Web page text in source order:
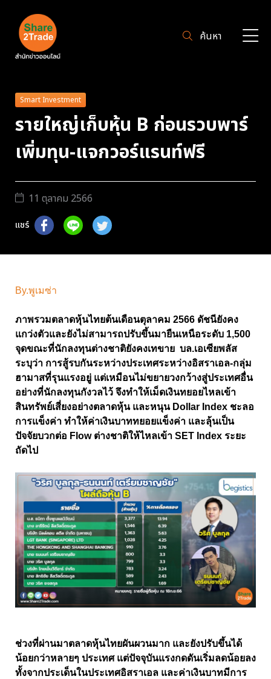
ค้นหา
Smart Investment
รายใหญ่เก็บหุ้น B ก่อนรวบพาร์
เพิ่มทุน-แจกวอร์แรนท์ฟรี
11 ตุลาคม 2566
แชร์
By.พูเมซ่า
ภาพรวมตลาดหุ้นไทยต้นเดือนตุลาคม 2566 ดัชนียังคง
แกว่งตัวและยังไม่สามารถปรับขึ้นมายืนเหนือระดับ 1,500
จุดขณะที่นักลงทุนต่างชาติยังคงเทขาย บล.เอเซียพลัส
ระบุว่า การสู้รบกันระหว่างประเทศระหว่างอิสราเอล-กลุ่ม
ฮามาสที่รุนแรงอยู่ แต่เหมือนไม่ขยายวงกว้างสู่ประเทศอื่น
อย่างที่นักลงทุนกังวลไว้ จึงทำให้เม็ดเงินทยอยไหลเข้า
สินทรัพย์เสี่ยงอย่างตลาดหุ้น และหนุน Dollar Index ชะลอ
การแข็งค่า ทำให้ค่าเงินบาททยอยแข็งค่า และลุ้นเป็น
ปัจจัยบวกต่อ Flow ต่างชาติให้ไหลเข้า SET Index ระยะ
ถัดไป
ช่วงที่ผ่านมาตลาดหุ้นไทยผันผวนมาก และยังปรับขึ้นได้
น้อยกว่าหลายๆ ประเทศ แต่ปัจจุบันแรงกดดันเริ่มลดน้อยลง
ทั้งจากประเด็นในประเทศอิสราเอล และค่าเงินบาทมีการ